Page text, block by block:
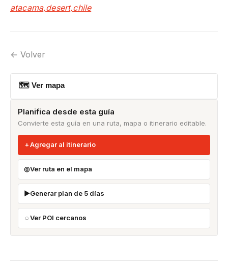
atacama,desert,chile
← Volver
🗺 Ver mapa
Planifica desde esta guía
Convierte esta guía en una ruta, mapa o itinerario editable.
Agregar al itinerario
Ver ruta en el mapa
Generar plan de 5 días
Ver POI cercanos